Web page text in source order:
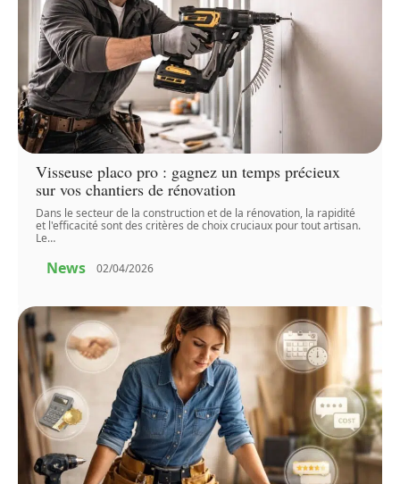
Visseuse placo pro : gagnez un temps précieux
sur vos chantiers de rénovation
Dans le secteur de la construction et de la rénovation, la rapidité
et l'efficacité sont des critères de choix cruciaux pour tout artisan.
Le…
News 02/04/2026